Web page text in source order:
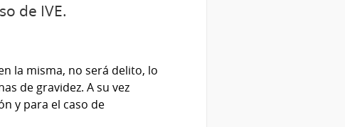
de IVE.
la misma, no será delito, lo
de gravidez. A su vez
y para el caso de